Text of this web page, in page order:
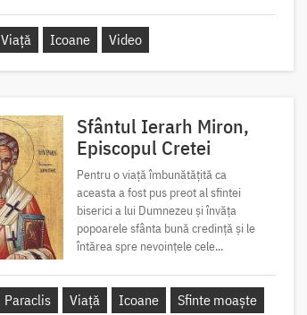
Viață Icoane Video
Sfântul Ierarh Miron,
Episcopul Cretei
Pentru o viață îmbunătățită ca
aceasta a fost pus preot al sfintei
biserici a lui Dumnezeu și învăța
popoarele sfânta bună credință și le
întărea spre nevoințele cele...
Paraclis Viață Icoane
Sfinte moaște